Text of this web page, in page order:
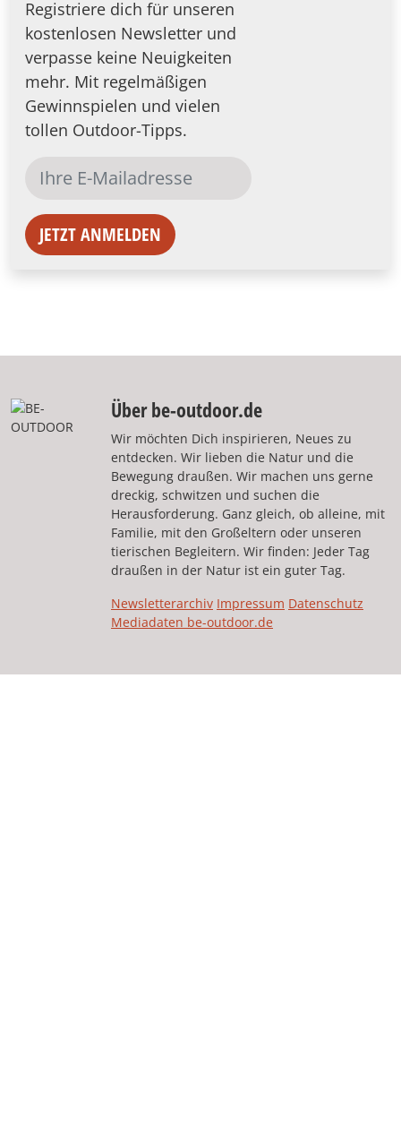
Registriere dich für unseren
kostenlosen Newsletter und
verpasse keine Neuigkeiten
mehr. Mit regelmäßigen
Gewinnspielen und vielen
tollen Outdoor-Tipps.
JETZT ANMELDEN
Über be-outdoor.de
Wir möchten Dich inspirieren, Neues zu
entdecken. Wir lieben die Natur und die
Bewegung draußen. Wir machen uns gerne
dreckig, schwitzen und suchen die
Herausforderung. Ganz gleich, ob alleine, mit
Familie, mit den Großeltern oder unseren
tierischen Begleitern. Wir finden: Jeder Tag
draußen in der Natur ist ein guter Tag.
Newsletterarchiv Impressum Datenschutz
Mediadaten be-outdoor.de